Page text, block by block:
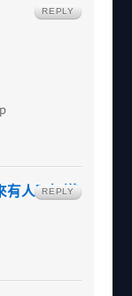
REPLY
有人不知道
REPLY